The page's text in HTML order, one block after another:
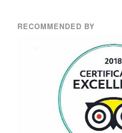
RECOMMENDED BY